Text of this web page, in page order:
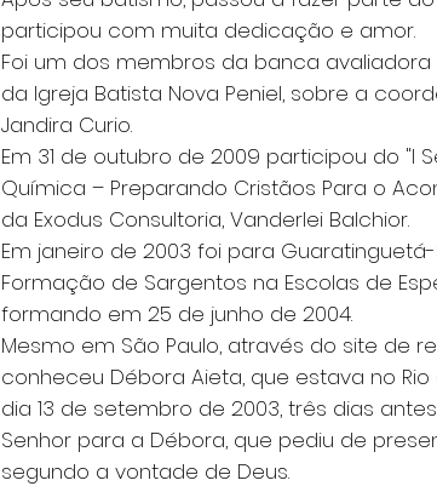
participou com muita dedicação e amor.
Foi um dos membros da banca
da Igreja Batista Nova Peniel, sobre a
Jandira Curio.
Em 31 de outubro de 2009 participou do "I
Química – Preparando Cristãos Para o
da Exodus Consultoria, Vanderlei Balchior.
Em janeiro de 2003 foi para
Formação de Sargentos na Escolas de
formando em 25 de junho de 2004.
Mesmo em São Paulo, através do site de
conheceu Débora Aieta, que estava no
dia 13 de setembro de 2003, três dias
Senhor para a Débora, que pediu de
segundo a vontade de Deus.